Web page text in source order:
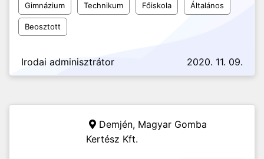
Gimnázium Technikum Főiskola Általános
Beosztott
Irodai adminisztrátor 2020. 11. 09.
Demjén, Magyar Gomba
Kertész Kft.